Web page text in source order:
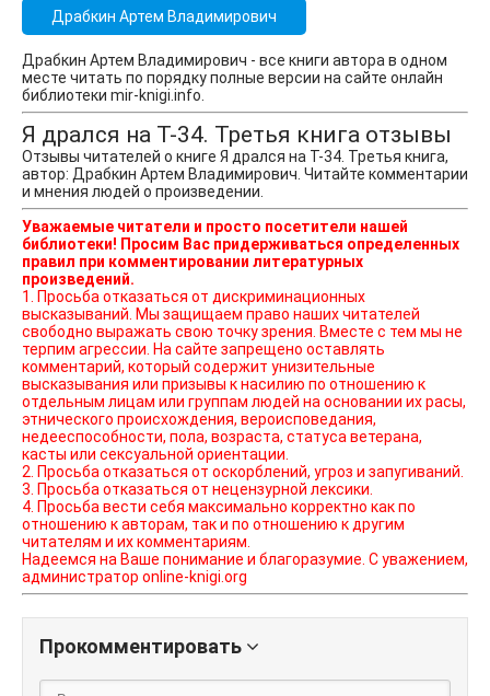
Драбкин Артем Владимирович
Драбкин Артем Владимирович - все книги автора в одном
месте читать по порядку полные версии на сайте онлайн
библиотеки mir-knigi.info.
Я дрался на Т-34. Третья книга отзывы
Отзывы читателей о книге Я дрался на Т-34. Третья книга,
автор: Драбкин Артем Владимирович. Читайте комментарии
и мнения людей о произведении.
Уважаемые читатели и просто посетители нашей
библиотеки! Просим Вас придерживаться определенных
правил при комментировании литературных
произведений.
1. Просьба отказаться от дискриминационных
высказываний. Мы защищаем право наших читателей
свободно выражать свою точку зрения. Вместе с тем мы не
терпим агрессии. На сайте запрещено оставлять
комментарий, который содержит унизительные
высказывания или призывы к насилию по отношению к
отдельным лицам или группам людей на основании их расы,
этнического происхождения, вероисповедания,
недееспособности, пола, возраста, статуса ветерана,
касты или сексуальной ориентации.
2. Просьба отказаться от оскорблений, угроз и запугиваний.
3. Просьба отказаться от нецензурной лексики.
4. Просьба вести себя максимально корректно как по
отношению к авторам, так и по отношению к другим
читателям и их комментариям.
Надеемся на Ваше понимание и благоразумие. С уважением,
администратор online-knigi.org
Прокомментировать